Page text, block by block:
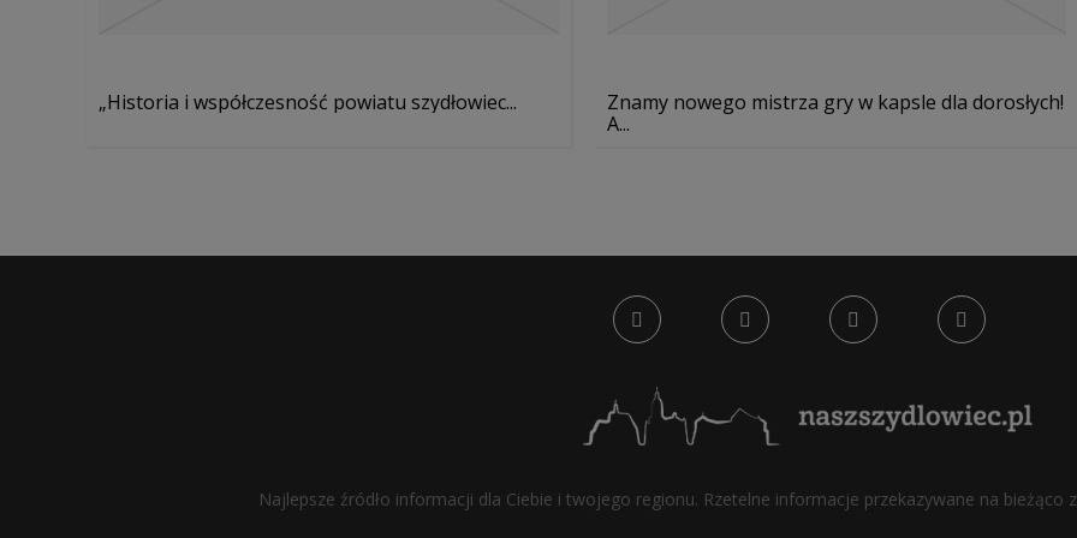
„Historia i współczesność powiatu szydłowiec...
Znamy nowego mistrza gry w kapsle dla dorosłych!
A...
Najlepsze źródło informacji dla Ciebie i twojego regionu. Rzetelne informacje przekazywane na bieżąco